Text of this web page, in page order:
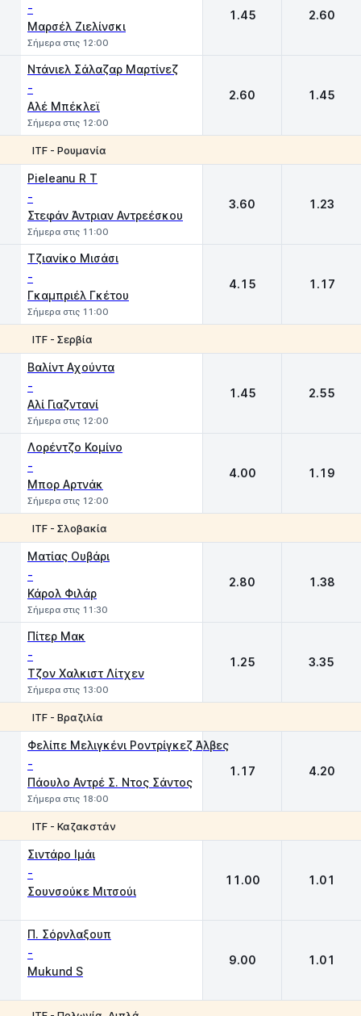
-
Μαρσέλ Ζιελίνσκι
Σήμερα στις 12:00
1.45 2.60
Ντάνιελ Σάλαζαρ Μαρτίνεζ
-
Αλέ Μπέκλεϊ
Σήμερα στις 12:00
2.60 1.45
ITF - Ρουμανία
Pieleanu R T
-
Στεφάν Άντριαν Αντρεέσκου
Σήμερα στις 11:00
3.60 1.23
Τζιανίκο Μισάσι
-
Γκαμπριέλ Γκέτου
Σήμερα στις 11:00
4.15 1.17
ITF - Σερβία
Βαλίντ Αχούντα
-
Αλί Γιαζντανί
Σήμερα στις 12:00
1.45 2.55
Λορέντζο Κομίνο
-
Μπορ Αρτνάκ
Σήμερα στις 12:00
4.00 1.19
ITF - Σλοβακία
Ματίας Ουβάρι
-
Κάρολ Φιλάρ
Σήμερα στις 11:30
2.80 1.38
Πίτερ Μακ
-
Τζον Χαλκιστ Λίτχεν
Σήμερα στις 13:00
1.25 3.35
ITF - Βραζιλία
Φελίπε Μελιγκένι Ροντρίγκεζ Άλβες
-
Πάουλο Αντρέ Σ. Ντος Σάντος
Σήμερα στις 18:00
1.17 4.20
ITF - Καζακστάν
Σιντάρο Ιμάι
-
Σουνσούκε Μιτσούι
11.00 1.01
Π. Σόρνλαξουπ
-
Mukund S
9.00 1.01